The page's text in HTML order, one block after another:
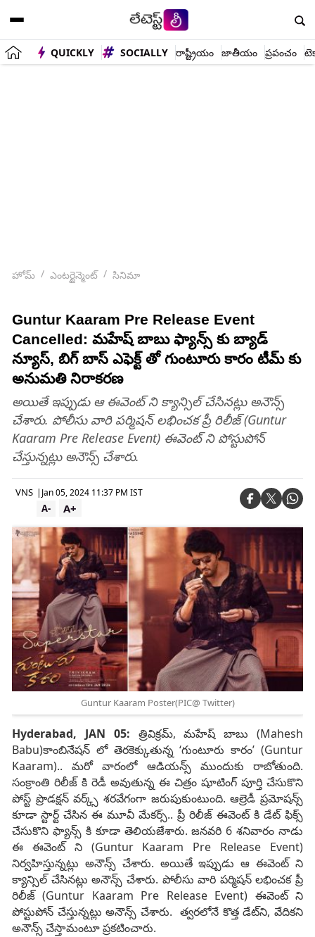
QUICKLY SOCIALLY రాష్ట్రీయం జాతీయం ప్రపంచం
హోమ్ ఎంటర్టైన్మెంట్ సినిమా
Guntur Kaaram Pre Release Event
Cancelled: మ‌హేష్ బాబు ఫ్యాన్స్ కు బ్యాడ్
న్యూస్, బిగ్ బాస్ ఎఫెక్ట్ తో గుంటూరు కారం టీమ్ కు
అనుమ‌తి నిరాక‌ర‌ణ‌
అయితే ఇప్పుడు ఆ ఈవెంట్ ని క్యాన్సిల్ చేసినట్లు అనౌన్స్
చేశారు. పోలీసు వారి పర్మిషన్ లభించక ప్రీ రిలీజ్ (Guntur
Kaaram Pre Release Event) ఈవెంట్ ని పోస్టుపోన్
చేస్తున్నట్లు అనౌన్స్ చేశారు.
VNS | Jan 05, 2024 11:37 PM IST
A+
A-
Guntur Kaaram Poster(PIC@ Twitter)
Hyderabad, JAN 05: త్రివిక్రమ్, మహేష్ బాబు (Mahesh
Babu)కాంబినేషన్ లో తెరకెక్కుతున్న ‘గుంటూరు కారం’ (Guntur
Kaaram).. మరో వారంలో ఆడియన్స్ ముందుకు రాబోతుంది.
సంక్రాంతి రిలీజ్ కి రెడీ అవుతున్న ఈ చిత్రం షూటింగ్ పూర్తి చేసుకొని
పోస్ట్ ప్రొడక్షన్ వర్క్స్ శరవేగంగా జరుపుకుంటుంది. ఆల్రెడీ ప్రమోషన్స్
కూడా స్టార్ట్ చేసిన ఈ మూవీ మేకర్స్.. ప్రీ రిలీజ్ ఈవెంట్ కి డేట్ ఫిక్స్
చేసుకొని ఫ్యాన్స్ కి కూడా తెలియజేశారు. జనవరి 6 శనివారం నాడు
ఈ ఈవెంట్ ని (Guntur Kaaram Pre Release Event)
నిర్వహిస్తున్నట్లు అనౌన్స్ చేశారు. అయితే ఇప్పుడు ఆ ఈవెంట్ ని
క్యాన్సిల్ చేసినట్లు అనౌన్స్ చేశారు. పోలీసు వారి పర్మిషన్ లభించక ప్రీ
రిలీజ్ (Guntur Kaaram Pre Release Event) ఈవెంట్ ని
పోస్టుపోన్ చేస్తున్నట్లు అనౌన్స్ చేశారు. త్వరలోనే కొత్త డేట్‌ని, వేదికని
అనౌన్స్ చేస్తామంటూ ప్రకటించారు.